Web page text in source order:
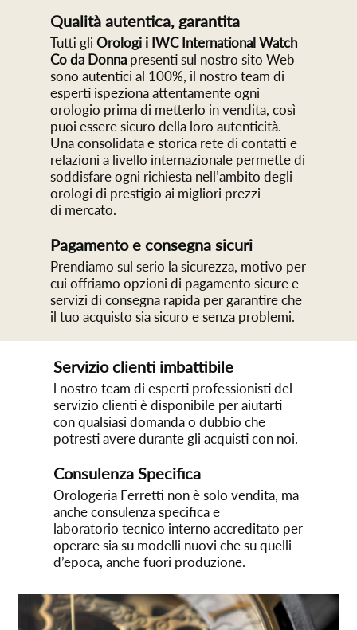
Qualità autentica, garantita
Tutti gli Orologi i IWC International Watch
Co da Donna presenti sul nostro sito Web
sono autentici al 100%, il nostro team di
esperti ispeziona attentamente ogni
orologio prima di metterlo in vendita, così
puoi essere sicuro della loro autenticità.
Una consolidata e storica rete di contatti e
relazioni a livello internazionale permette di
soddisfare ogni richiesta nell’ambito degli
orologi di prestigio ai migliori prezzi
di mercato.
Pagamento e consegna sicuri
Prendiamo sul serio la sicurezza, motivo per
cui offriamo opzioni di pagamento sicure e
servizi di consegna rapida per garantire che
il tuo acquisto sia sicuro e senza problemi.
Servizio clienti imbattibile
l nostro team di esperti professionisti del
servizio clienti è disponibile per aiutarti
con qualsiasi domanda o dubbio che
potresti avere durante gli acquisti con noi.
Consulenza Specifica
Orologeria Ferretti non è solo vendita, ma
anche consulenza specifica e
laboratorio tecnico interno accreditato per
operare sia su modelli nuovi che su quelli
d’epoca, anche fuori produzione.